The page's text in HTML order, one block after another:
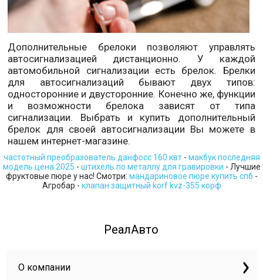
Дополнительные брелоки позволяют управлять
автосигнализацией дистанционно. У каждой
автомобильной сигнализации есть брелок. Брелки
для автосигнализаций бывают двух типов:
односторонние и двусторонние. Конечно же, функции
и возможности брелока зависят от типа
сигнализации. Выбрать и купить дополнительный
брелок для своей автосигнализации Вы можете в
нашем интернет-магазине.
частотный преобразователь данфосс 160 квт- макбук последняя
модель цена 2025 - штихель по металлу для гравировки - Лучшие
фруктовые пюре у нас! Смотри: мандариновое пюре купить спб -
Агробар - клапан защитный korf kvz-355 корф
РеалАвто
О компании